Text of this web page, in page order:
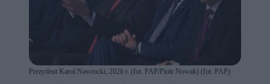
Prezydent Karol Nawrocki, 2026 r. (fot. PAP/Piotr Nowak) (fot. PAP)